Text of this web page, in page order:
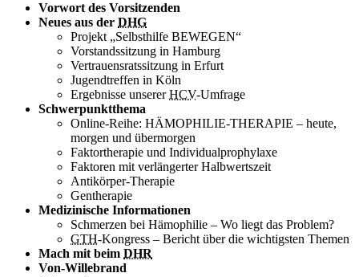
Vorwort des Vorsitzenden
Neues aus der DHG
Projekt „Selbsthilfe BEWEGEN“
Vorstandssitzung in Hamburg
Vertrauensratssitzung in Erfurt
Jugendtreffen in Köln
Ergebnisse unsererHCV-Umfrage
Schwerpunktthema
Online-Reihe: HÄMOPHILIE-THERAPIE – heute,
morgen und übermorgen
Faktortherapie und Individualprophylaxe
Faktoren mit verlängerter Halbwertszeit
Antikörper-Therapie
Gentherapie
Medizinische Informationen
Schmerzen bei Hämophilie – Wo liegt das Problem?
GTH-Kongress – Bericht über die wichtigsten Themen
Mach mit beim DHR
Von-Willebrand